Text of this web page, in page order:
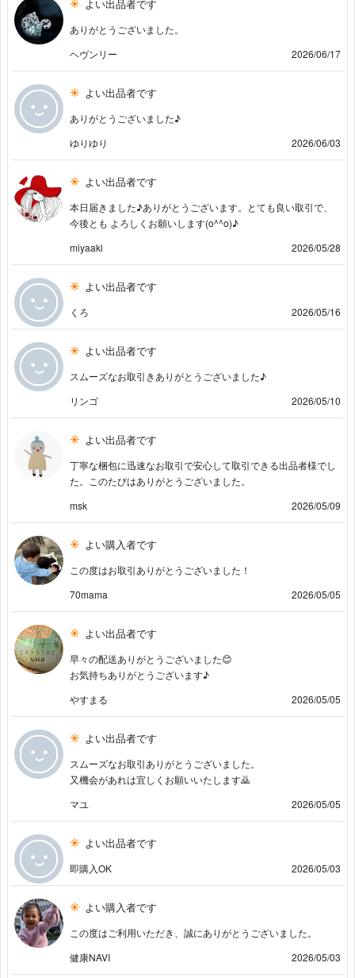
よい出品者です
ありがとうございました。
ヘヴンリー
2026/06/17
よい出品者です
ありがとうございました♪
ゆりゆり
2026/06/03
よい出品者です
本日届きました♪ありがとうございます。とても良い取引で、
今後とも よろしくお願いします(o^^o)♪
miyaaki
2026/05/28
よい出品者です
くろ 2026/05/16
よい出品者です
スムーズなお取引きありがとうございました♪
リンゴ
2026/05/10
よい出品者です
丁寧な梱包に迅速なお取引で安心して取引できる出品者様でし
た。このたびはありがとうございました。
msk
2026/05/09
よい購入者です
この度はお取引ありがとうございました！
70mama
2026/05/05
よい出品者です
早々の配送ありがとうございました😊
お気持ちありがとうございます♪
やすまる
2026/05/05
よい出品者です
スムーズなお取引ありがとうございました。
又機会があれは宜しくお願いいたします🙇
マユ
2026/05/05
よい出品者です
即購入OK 2026/05/03
よい購入者です
この度はご利用いただき、誠にありがとうございました。
健康NAVI
2026/05/03